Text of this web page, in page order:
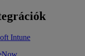
Intune